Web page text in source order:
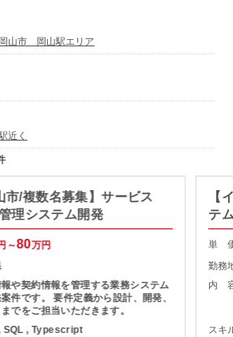
岡山市 岡山駅エリア
近く
市/複数名募集】サービス
理システム開発
～80万円
や契約情報を管理する業務システム
件です。 要件定義から設計、開発、
でをご担当いただきます。
SQL , Typescript
【
テ
単
勤務
内
スキ